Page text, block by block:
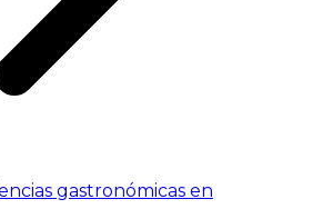
gastronómicas en